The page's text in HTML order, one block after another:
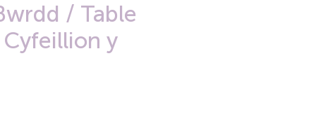
/ Table
y